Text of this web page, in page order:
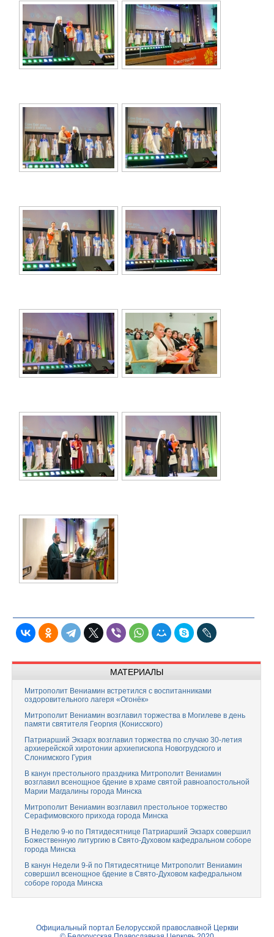
МАТЕРИАЛЫ
Митрополит Вениамин встретился с воспитанниками
оздоровительного лагеря «Огонёк»
Митрополит Вениамин возглавил торжества в Могилеве в день
памяти святителя Георгия (Конисского)
Патриарший Экзарх возглавил торжества по случаю 30-летия
архиерейской хиротонии архиепископа Новогрудского и
Слонимского Гурия
В канун престольного праздника Митрополит Вениамин
возглавил всенощное бдение в храме святой равноапостольной
Марии Магдалины города Минска
Митрополит Вениамин возглавил престольное торжество
Серафимовского прихода города Минска
В Неделю 9-ю по Пятидесятнице Патриарший Экзарх совершил
Божественную литургию в Свято-Духовом кафедральном соборе
города Минска
В канун Недели 9-й по Пятидесятнице Митрополит Вениамин
совершил всенощное бдение в Свято-Духовом кафедральном
соборе города Минска
Официальный портал Белорусской православной Церкви